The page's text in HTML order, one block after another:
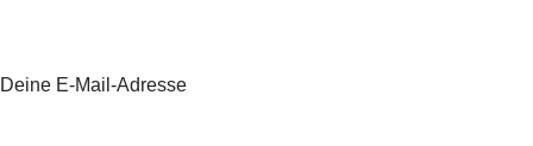
Deine E-Mail-Adresse